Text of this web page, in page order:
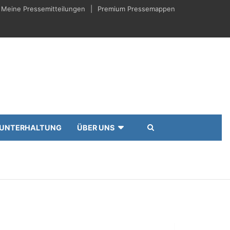
Meine Pressemitteilungen Premium Pressemappen
UNTERHALTUNG ÜBER UNS